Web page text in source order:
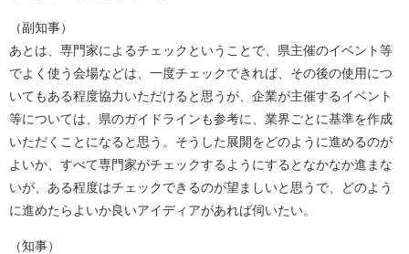
（副知事）
あとは、専門家によるチェックということで、県主催のイベント等
でよく使う会場などは、一度チェックできれば、その後の使用につ
いてもある程度協力いただけると思うが、企業が主催するイベント
等については、県のガイドラインも参考に、業界ごとに基準を作成
いただくことになると思う。そうした展開をどのように進めるのが
よいか、すべて専門家がチェックするようにするとなかなか進まな
いが、ある程度はチェックできるのが望ましいと思うで、どのよう
に進めたらよいか良いアイディアがあれば伺いたい。
（知事）